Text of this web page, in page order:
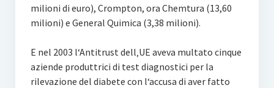
milioni di euro), Crompton, ora Chemtura (13,60
milioni) e General Quimica (3,38 milioni).
E nel 2003 l‘Antitrust dell‚UE aveva multato cinque
aziende produttrici di test diagnostici per la
rilevazione del diabete con l‘accusa di aver fatto